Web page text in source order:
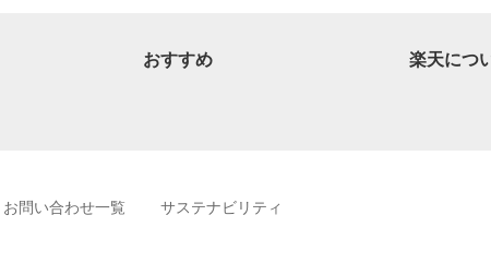
おすすめ 楽天につ
お問い合わせ一覧 サステナビリティ